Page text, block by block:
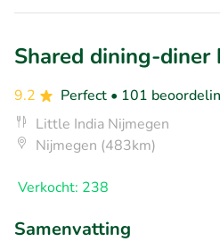
Shared dining-
9.2 Perfect • 101
Little India Nijmegen
Nijmegen (483km)
Verkocht: 238
Samenvatting